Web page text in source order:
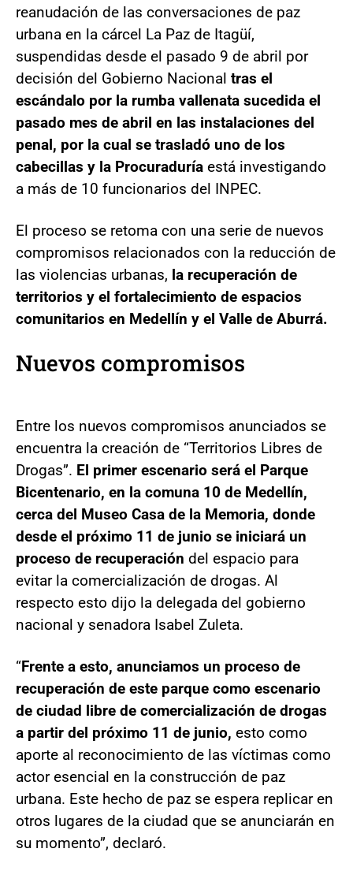
reanudación de las conversaciones de paz
urbana en la cárcel La Paz de Itagüí,
suspendidas desde el pasado 9 de abril por
decisión del Gobierno Nacional tras el
escándalo por la rumba vallenata sucedida el
pasado mes de abril en las instalaciones del
penal, por la cual se trasladó uno de los
cabecillas y la Procuraduría está investigando
a más de 10 funcionarios del INPEC.
El proceso se retoma con una serie de nuevos
compromisos relacionados con la reducción de
las violencias urbanas, la recuperación de
territorios y el fortalecimiento de espacios
comunitarios en Medellín y el Valle de Aburrá.
Nuevos compromisos
Entre los nuevos compromisos anunciados se
encuentra la creación de “Territorios Libres de
Drogas”. El primer escenario será el Parque
Bicentenario, en la comuna 10 de Medellín,
cerca del Museo Casa de la Memoria, donde
desde el próximo 11 de junio se iniciará un
proceso de recuperación del espacio para
evitar la comercialización de drogas. Al
respecto esto dijo la delegada del gobierno
nacional y senadora Isabel Zuleta.
“Frente a esto, anunciamos un proceso de
recuperación de este parque como escenario
de ciudad libre de comercialización de drogas
a partir del próximo 11 de junio, esto como
aporte al reconocimiento de las víctimas como
actor esencial en la construcción de paz
urbana. Este hecho de paz se espera replicar en
otros lugares de la ciudad que se anunciarán en
su momento”, declaró.